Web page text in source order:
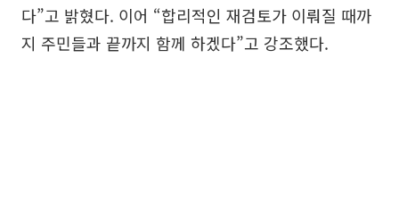
다”고 밝혔다. 이어 “합리적인 재검토가 이뤄질 때까
지 주민들과 끝까지 함께 하겠다”고 강조했다.